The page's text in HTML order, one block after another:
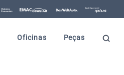
Oficinas Peças